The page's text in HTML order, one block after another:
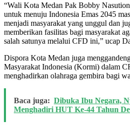
“Wali Kota Medan Pak Bobby
untuk menuju Indonesia Emas 2045
menjadi masyarakat yang unggul dan
memberikan fasilitas bagi masyarakat
salah satunya melalui CFD ini,” ucap
Dispora Kota Medan juga
Masyarakat Indonesia (Kormi) dalam
menghadirkan olahraga gembira bagi
Baca juga: Dibuka Ibu Negara,
Menghadiri HUT Ke-44 Tahun